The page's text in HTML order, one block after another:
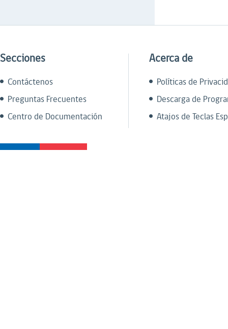
Secciones
Contáctenos
Preguntas Frecuentes
Centro de Documentación
Acerca de
Políticas de
Descarga de
Atajos de Teclas